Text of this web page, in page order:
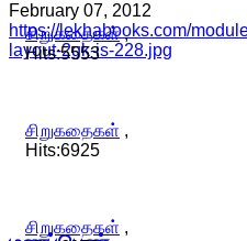
February 07, 2012
https://lekhabooks.com/
layout-2gk-is-228.jpg
சிறுகதைகள்,
Hits:5553
சிறுகதைகள் ,
Hits:6925
சிறுகதைகள் ,